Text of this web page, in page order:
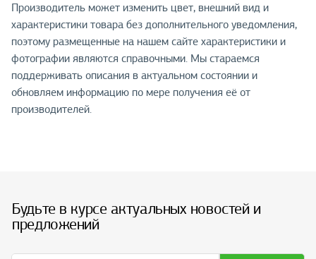
Производитель может изменить цвет, внешний вид и
характеристики товара без дополнительного уведомления,
поэтому размещенные на нашем сайте характеристики и
фотографии являются справочными. Мы стараемся
поддерживать описания в актуальном состоянии и
обновляем информацию по мере получения её от
производителей.
Будьте в курсе актуальных новостей и
предложений